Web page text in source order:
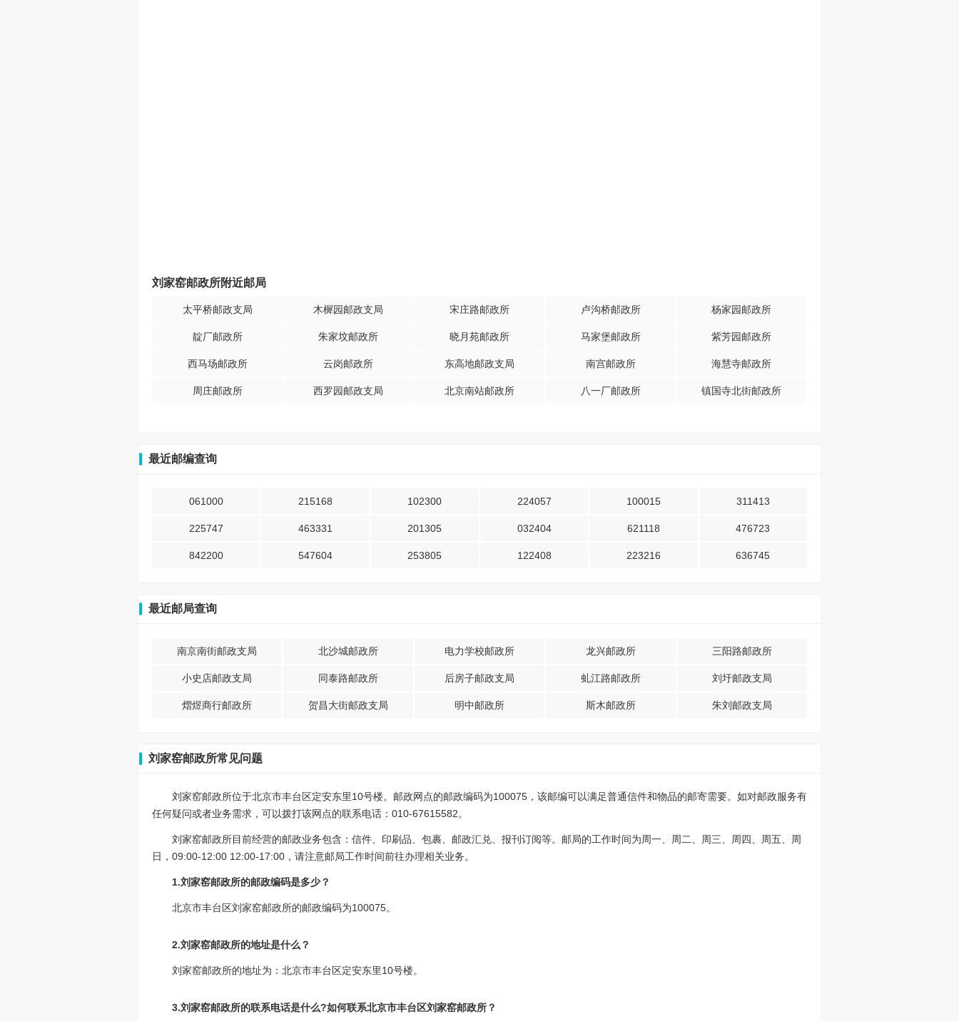
刘家窑邮政所附近邮局
太平桥邮政支局 木樨园邮政支局 宋庄路邮政所 卢沟桥邮政所 杨家园邮政所
靛厂邮政所 朱家坟邮政所 晓月苑邮政所 马家堡邮政所 紫芳园邮政所
西马场邮政所 云岗邮政所 东高地邮政支局 南宫邮政所 海慧寺邮政所
周庄邮政所 西罗园邮政支局 北京南站邮政所 八一厂邮政所 镇国寺北街邮政所
最近邮编查询
061000 215168 102300 224057 100015 311413
225747 463331 201305 032404 621118 476723
842200 547604 253805 122408 223216 636745
最近邮局查询
南京南街邮政支局 北沙城邮政所 电力学校邮政所 龙兴邮政所 三阳路邮政所
小史店邮政支局 同泰路邮政所 后房子邮政支局 虬江路邮政所 刘圩邮政支局
熠煜商行邮政所 贺昌大街邮政支局 明中邮政所 斯木邮政所 朱刘邮政支局
刘家窑邮政所常见问题
刘家窑邮政所位于北京市丰台区定安东里10号楼。邮政网点的邮政编码为100075，该邮编可以满足普通信件和物品的邮寄需要。如对邮政服务有
任何疑问或者业务需求，可以拨打该网点的联系电话：010-67615582。
刘家窑邮政所目前经营的邮政业务包含：信件、印刷品、包裹、邮政汇兑、报刊订阅等。邮局的工作时间为周一、周二、周三、周四、周五、周
日，09:00-12:00 12:00-17:00，请注意邮局工作时间前往办理相关业务。
1.刘家窑邮政所的邮政编码是多少？
北京市丰台区刘家窑邮政所的邮政编码为100075。
2.刘家窑邮政所的地址是什么？
刘家窑邮政所的地址为：北京市丰台区定安东里10号楼。
3.刘家窑邮政所的联系电话是什么?如何联系北京市丰台区刘家窑邮政所？